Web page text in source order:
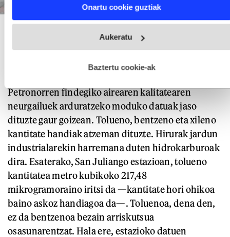
and set your preferences in thedetails section
fitxategiak erabiltzen ditu. Zure esperientzia eta zerbitzuak
esplizitua ematen diguzu.Gehiago irakurri
Onartu cookie guztiak
Aukeratu
Baztertu cookie-ak
Muskizko bi emakume, maskararekin kalean. MIGUEL TOÑA / EFE
Toluenoa, goraka
Petronorren findegiko airearen kalitatearen
neurgailuek arduratzeko moduko datuak jaso
dituzte gaur goizean. Tolueno, bentzeno eta xileno
kantitate handiak atzeman dituzte. Hirurak jardun
industrialarekin harremana duten hidrokarburoak
dira. Esaterako, San Juliango estazioan, tolueno
kantitatea metro kubikoko 217,48
mikrogramoraino iritsi da —kantitate hori ohikoa
baino askoz handiagoa da—. Toluenoa, dena den,
ez da bentzenoa bezain arriskutsua
osasunarentzat. Hala ere, estazioko datuen